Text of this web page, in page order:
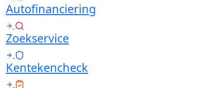
Autofinanciering
Zoekservice
Kentekencheck